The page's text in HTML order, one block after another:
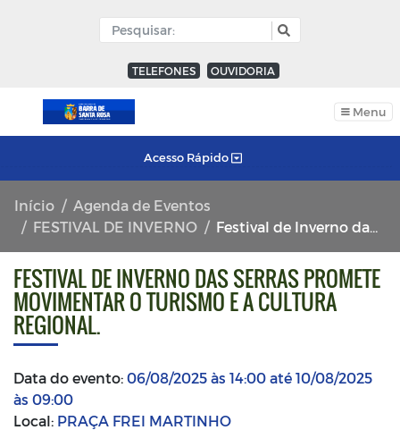
TELEFONES OUVIDORIA
Menu
Acesso Rápido
Início
Agenda de Eventos
FESTIVAL DE INVERNO
Festival de Inverno das Serras promete movimentar o turismo e a cultura regional.
FESTIVAL DE INVERNO DAS SERRAS PROMETE
MOVIMENTAR O TURISMO E A CULTURA
REGIONAL.
Data do evento: 06/08/2025 às 14:00 até 10/08/2025
às 09:00
Local: PRAÇA FREI MARTINHO